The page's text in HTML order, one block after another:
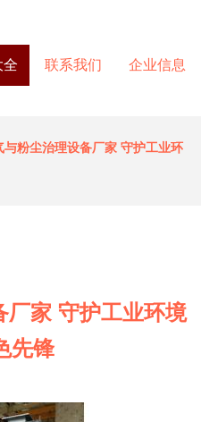
全 联系我们 企业信息
与粉尘治理设备厂家 守护工业环
厂家 守护工业环境
先锋